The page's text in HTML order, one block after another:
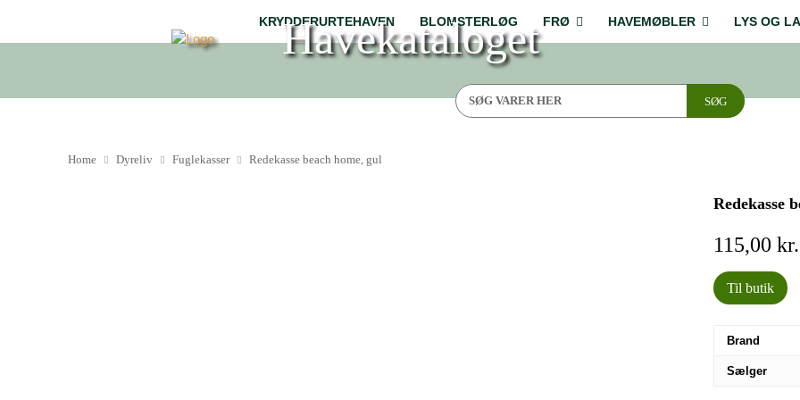
KRYDDERURTEHAVEN BLOMSTERLØG FRØ HAVEMØBLER LYS OG
Havekataloget
SØG
Home Dyreliv Fuglekasser Redekasse beach home, gul
Redekasse
115,00kr.
Til butik
Brand
Sælger